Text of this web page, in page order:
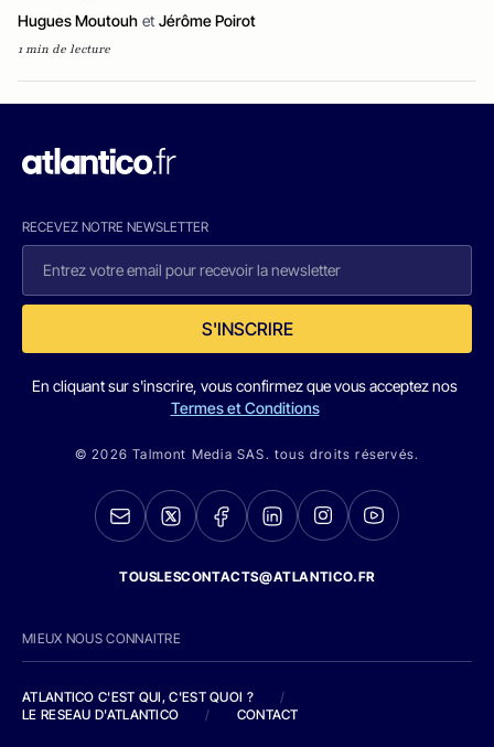
Hugues Moutouh et Jérôme Poirot
1 min de lecture
RECEVEZ NOTRE NEWSLETTER
S'INSCRIRE
En cliquant sur s'inscrire, vous confirmez que vous acceptez nos
Termes et Conditions
© 2026 Talmont Media SAS. tous droits réservés.
TOUSLESCONTACTS@ATLANTICO.FR
MIEUX NOUS CONNAITRE
ATLANTICO C'EST QUI, C'EST QUOI ?
/
LE RESEAU D'ATLANTICO
/ CONTACT